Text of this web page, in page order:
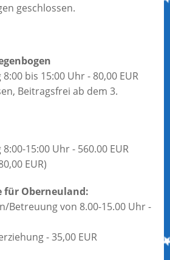
geschlossen.
bis 15:00 Uhr - 80,00 EUR
Beitragsfrei ab dem 3.
15:00 Uhr - 560.00 EUR
EUR)
für Oberneuland:
Betreuung von 8.00-15.00 Uhr -
- 35,00 EUR